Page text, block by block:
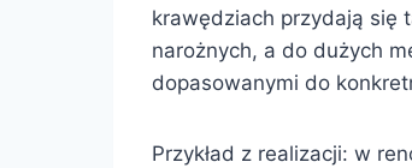
krawędziach przydają się
narożnych, a do dużych
dopasowanymi do
Przykład z realizacji: w